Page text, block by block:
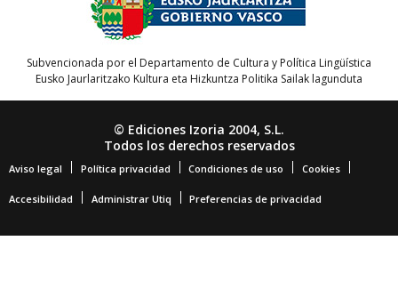
Subvencionada por el Departamento de Cultura y Política Lingüística
Eusko Jaurlaritzako Kultura eta Hizkuntza Politika Sailak lagunduta
© Ediciones Izoria 2004, S.L.
Todos los derechos reservados
Aviso legal Política privacidad Condiciones de uso Cookies
Accesibilidad Administrar Utiq Preferencias de privacidad